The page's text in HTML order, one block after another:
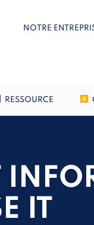
NOTRE
RESSOURCE
IT